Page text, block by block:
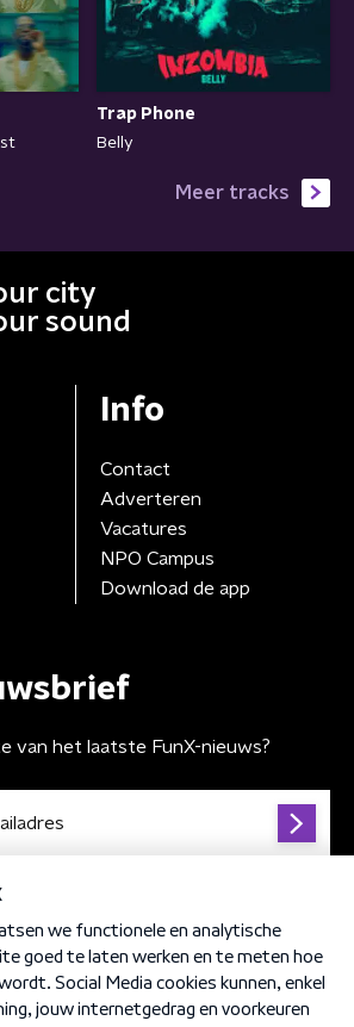
Trap Phone
Belly
Meer tracks
city
sound
Info
Contact
Adverteren
Vacatures
NPO Campus
Download de app
van het laatste FunX-nieuws?
Privacybeleid